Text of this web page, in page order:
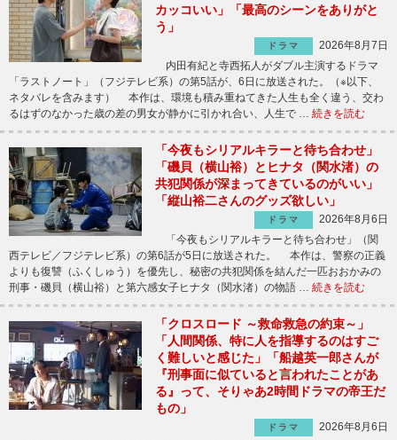
カッコいい」「最高のシーンをありがと
う」
ドラマ
2026年8月7日
内田有紀と寺西拓人がダブル主演するドラマ
「ラストノート」（フジテレビ系）の第5話が、6日に放送された。（※以下、
ネタバレを含みます） 本作は、環境も積み重ねてきた人生も全く違う、交わ
るはずのなかった歳の差の男女が静かに引かれ合い、人生で … 続きを読む
「今夜もシリアルキラーと待ち合わせ」
「磯貝（横山裕）とヒナタ（関水渚）の
共犯関係が深まってきているのがいい」
「縦山裕二さんのグッズ欲しい」
ドラマ
2026年8月6日
「今夜もシリアルキラーと待ち合わせ」（関
西テレビ／フジテレビ系）の第6話が5日に放送された。 本作は、警察の正義
よりも復讐（ふくしゅう）を優先し、秘密の共犯関係を結んだ一匹おおかみの
刑事・磯貝（横山裕）と第六感女子ヒナタ（関水渚）の物語 … 続きを読む
「クロスロード ～救命救急の約束～」
「人間関係、特に人を指導するのはすご
く難しいと感じた」「船越英一郎さんが
『刑事面に似ていると言われたことがあ
る』って、そりゃあ2時間ドラマの帝王だ
もの」
ドラマ
2026年8月6日